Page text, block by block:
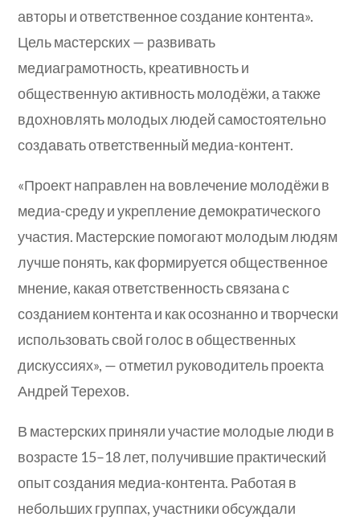
авторы и ответственное создание контента».
Цель мастерских — развивать
медиаграмотность, креативность и
общественную активность молодёжи, а также
вдохновлять молодых людей самостоятельно
создавать ответственный медиа-контент.
«Проект направлен на вовлечение молодёжи в
медиа-среду и укрепление демократического
участия. Мастерские помогают молодым людям
лучше понять, как формируется общественное
мнение, какая ответственность связана с
созданием контента и как осознанно и творчески
использовать свой голос в общественных
дискуссиях», — отметил руководитель проекта
Андрей Терехов.
В мастерских приняли участие молодые люди в
возрасте 15–18 лет, получившие практический
опыт создания медиа-контента. Работая в
небольших группах, участники обсуждали